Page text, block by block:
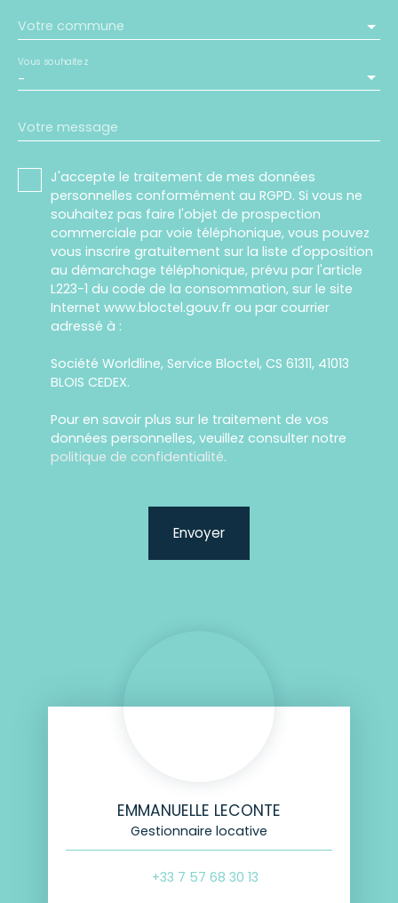
Votre commune
-
Vous souhaitez
Votre message
J'accepte le traitement de mes données
personnelles conformément au RGPD. Si vous ne
souhaitez pas faire l'objet de prospection
commerciale par voie téléphonique, vous pouvez
vous inscrire gratuitement sur la liste d'opposition
au démarchage téléphonique, prévu par l'article
L223-1 du code de la consommation, sur le site
Internet www.bloctel.gouv.fr ou par courrier
adressé à :
Société Worldline, Service Bloctel, CS 61311, 41013
BLOIS CEDEX.
Pour en savoir plus sur le traitement de vos
données personnelles, veuillez consulter notre
politique de confidentialité.
Envoyer
EMMANUELLE LECONTE
Gestionnaire locative
+33 7 57 68 30 13